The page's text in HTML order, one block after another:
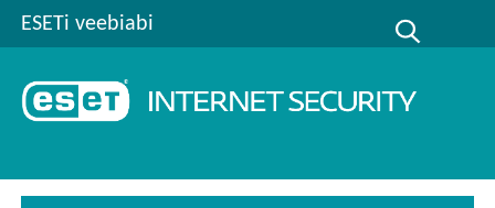
ESETi veebiabi